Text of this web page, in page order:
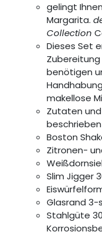
gelingt
Margarita.
Collection
Dieses Set
benötigen
makellose
Zutaten
beschrieben
Boston
Zitronen-
Slim Jigger
Glasrand 3-
Stahlgüte